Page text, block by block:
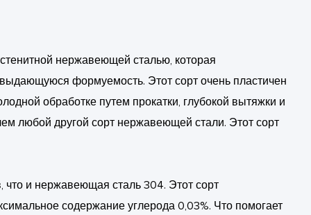
нержавеющей сталью, которая
формуемость. Этот сорт очень пластичен
обработке путем прокатки, глубокой вытяжки и
любой другой сорт нержавеющей стали. Этот сорт
что и нержавеющая сталь 304. Этот сорт
содержание углерода 0,03%. Что помогает